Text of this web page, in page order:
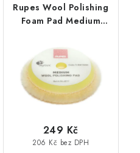
Rupes Wool Polishing
Foam Pad Medium
kotouč
206 Kč bez DPH
249 Kč